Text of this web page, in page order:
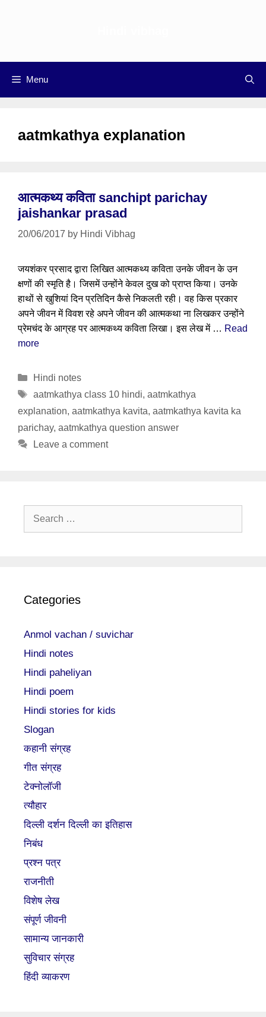
Menu
aatmkathya explanation
आत्मकथ्य कविता sanchipt parichay
jaishankar prasad
20/06/2017 by Hindi Vibhag
जयशंकर प्रसाद द्वारा लिखित आत्मकथ्य कविता उनके जीवन के उन
क्षणों की स्मृति है। जिसमें उन्होंने केवल दुख को प्राप्त किया। उनके
हाथों से खुशियां दिन प्रतिदिन कैसे निकलती रही। वह किस प्रकार
अपने जीवन में विवश रहे अपने जीवन की आत्मकथा ना लिखकर उन्होंने
प्रेमचंद के आग्रह पर आत्मकथ्य कविता लिखा। इस लेख में … Read
more
Categories
Hindi notes
Tags
aatmkathya class 10 hindi, aatmkathya
explanation, aatmkathya kavita, aatmkathya kavita ka
parichay, aatmkathya question answer
Leave a comment
Search
Categories
Anmol vachan / suvichar
Hindi notes
Hindi paheliyan
Hindi poem
Hindi stories for kids
Slogan
कहानी संग्रह
गीत संग्रह
टेक्नोलॉजी
त्यौहार
दिल्ली दर्शन दिल्ली का इतिहास
निबंध
प्रश्न पत्र
राजनीती
विशेष लेख
संपूर्ण जीवनी
सामान्य जानकारी
सुविचार संग्रह
हिंदी व्याकरण